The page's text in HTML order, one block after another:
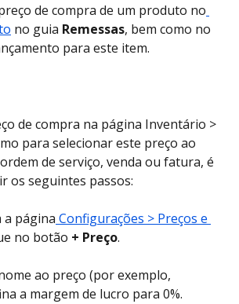
de compra de um produto no
no guia Remessas, bem como no
para este item.
de compra na página Inventário >
para selecionar este preço ao
de serviço, venda ou fatura, é
os seguintes passos:
a página Configurações > Preços e
no botão + Preço.
ao preço (por exemplo,
a margem de lucro para 0%.